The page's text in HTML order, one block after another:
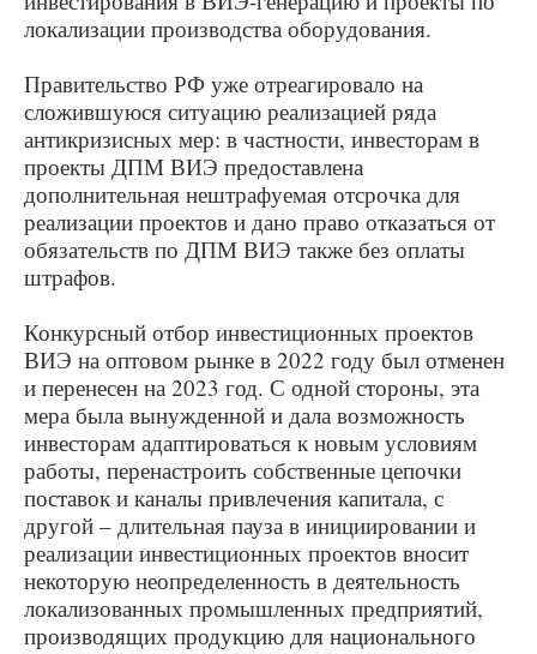
локализации производства оборудования.
Правительство РФ уже отреагировало на
сложившуюся ситуацию реализацией ряда
антикризисных мер: в частности, инвесторам в
проекты ДПМ ВИЭ предоставлена
дополнительная нештрафуемая отсрочка для
реализации проектов и дано право отказаться от
обязательств по ДПМ ВИЭ также без оплаты
штрафов.
Конкурсный отбор инвестиционных проектов
ВИЭ на оптовом рынке в 2022 году был отменен
и перенесен на 2023 год. С одной стороны, эта
мера была вынужденной и дала возможность
инвесторам адаптироваться к новым условиям
работы, перенастроить собственные цепочки
поставок и каналы привлечения капитала, с
другой – длительная пауза в инициировании и
реализации инвестиционных проектов вносит
некоторую неопределенность в деятельность
локализованных промышленных предприятий,
производящих продукцию для национального